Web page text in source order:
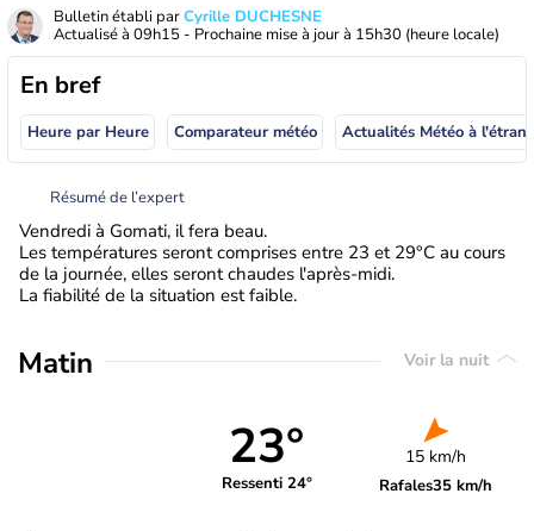
Bulletin établi parCyrille DUCHESNE
Actualisé à 09h15 - Prochaine mise à jour à 15h30 (heure locale)
En bref
Heure par Heure Comparateur météo
Résumé de l’expert
Vendredi à Gomati, il fera beau.
Les températures seront comprises entre 23 et 29°C au cours
de la journée, elles seront chaudes l'après-midi.
La fiabilité de la situation est faible.
Matin Voir la nuit
23°
Ressenti 24°
15 km/h
Rafales35 km/h